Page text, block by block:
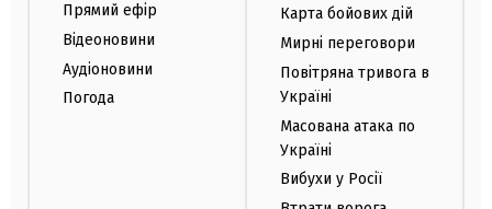
Прямий ефір
Відеоновини
Аудіоновини
Погода
Карта бойових дій
Мирні переговори
Повітряна тривога в
Україні
Масована атака по
Україні
Вибухи у Росії